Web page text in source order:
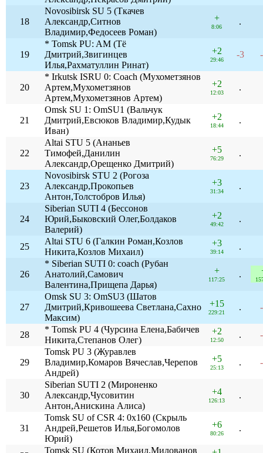
18
Novosibirsk SU 5 (Ткачев
Александр,Ситнов
Владимир,Федосеев Роман)
+
8:06
.
19
* Tomsk PU: AM (Тё
Дмитрий,Звигинцев
Илья,Рахматуллин Ринат)
+2
29:46
-3
20
* Irkutsk ISRU 0: Coach (Мухометзянов
Артем,Мухометзянов
Артем,Мухометзянов Артем)
+2
12:03
.
21
Omsk SU 1: OmSU1 (Вальчук
Дмитрий,Евсюков Владимир,Кудык
Иван)
+2
18:44
.
22
Altai STU 5 (Ананьев
Тимофей,Данилин
Александр,Орещенко Дмитрий)
+5
76:29
.
23
Novosibirsk STU 2 (Рогоза
Александр,Прокопьев
Антон,Толстобров Илья)
+3
31:34
.
24
Siberian SUTI 4 (Бессонов
Юрий,Быковский Олег,Болдаков
Валерий)
+2
49:42
.
25
Altai STU 6 (Галкин Роман,Козлов
Никита,Козлов Михаил)
+3
39:14
.
26
* Siberian SUTI 0: coach (Рубан
Анатолий,Самович
Валентина,Прищепа Дарья)
+
117:25
.
27
Omsk SU 3: OmSU3 (Шатов
Дмитрий,Кривошеева Светлана,Сахно
Максим)
+15
229:21
.
28
* Tomsk PU 4 (Чурсина Елена,Бабичев
Никита,Степанов Олег)
+2
12:50
.
29
Tomsk PU 3 (Журавлев
Владимир,Комаров Вячеслав,Черепов
Андрей)
+5
25:13
.
30
Siberian SUTI 2 (Мироненко
Александр,Чусовитин
Антон,Анискина Алиса)
+4
126:13
.
31
Tomsk SU of CSR 4: 0х160 (Скрыль
Андрей,Решетов Илья,Богомолов
Юрий)
+6
80:26
.
Tomsk SU (Котов Михаил,Милованов